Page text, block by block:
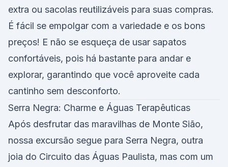
extra ou sacolas reutilizáveis para suas compras.
É fácil se empolgar com a variedade e os bons
preços! E não se esqueça de usar sapatos
confortáveis, pois há bastante para andar e
explorar, garantindo que você aproveite cada
cantinho sem desconforto.
Serra Negra: Charme e Águas Terapêuticas
Após desfrutar das maravilhas de Monte Sião,
nossa excursão segue para Serra Negra, outra
joia do Circuito das Águas Paulista, mas com um